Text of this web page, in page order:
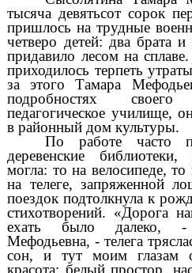
тысяча девятьсот сорок
пришлось на трудные
четверо детей: два брата
придавило лесом на
приходилось терпеть
за этого Тамара
подробностях
педагогическое училище,
в районный дом культуры.
По работе часто
деревенские
могла: то на велосипеде,
на телеге, запряженной
поездок подтолкнула к
стихотворений. «Дорога
ехать было далеко, -
Мефодьевна, - телега
сон, и тут моим глазам
красота: белый простор,